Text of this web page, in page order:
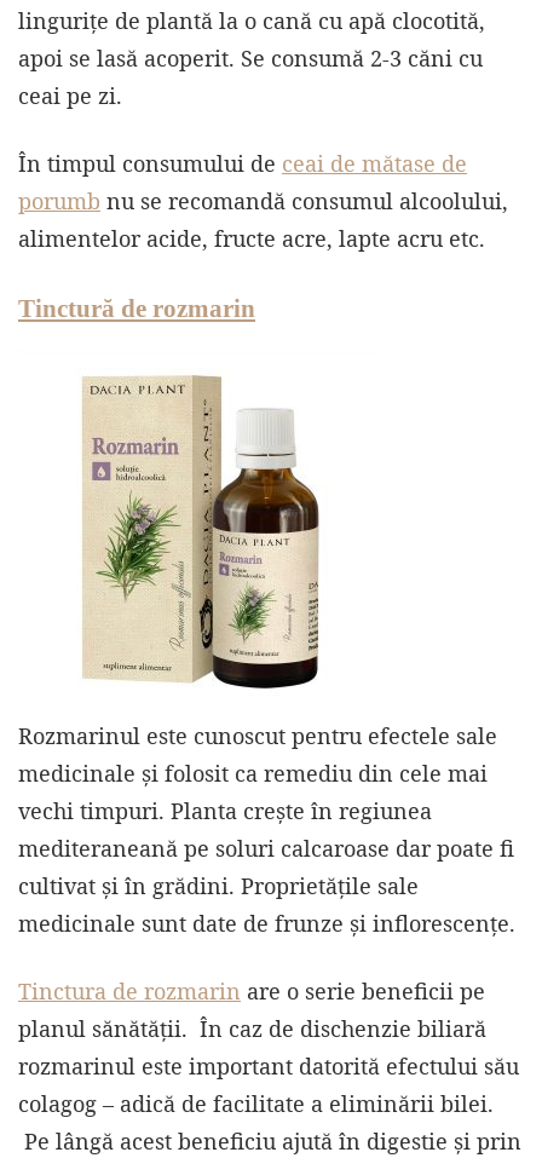
lingurițe de plantă la o cană cu apă clocotită,
apoi se lasă acoperit. Se consumă 2-3 căni cu
ceai pe zi.
În timpul consumului de ceai de mătase de
porumb nu se recomandă consumul alcoolului,
alimentelor acide, fructe acre, lapte acru etc.
Tinctură de rozmarin
Rozmarinul este cunoscut pentru efectele sale
medicinale și folosit ca remediu din cele mai
vechi timpuri. Planta crește în regiunea
mediteraneană pe soluri calcaroase dar poate fi
cultivat și în grădini. Proprietățile sale
medicinale sunt date de frunze și inflorescențe.
Tinctura de rozmarin are o serie beneficii pe
planul sănătății. În caz de dischenzie biliară
rozmarinul este important datorită efectului său
colagog – adică de facilitate a eliminării bilei.
Pe lângă acest beneficiu ajută în digestie și prin